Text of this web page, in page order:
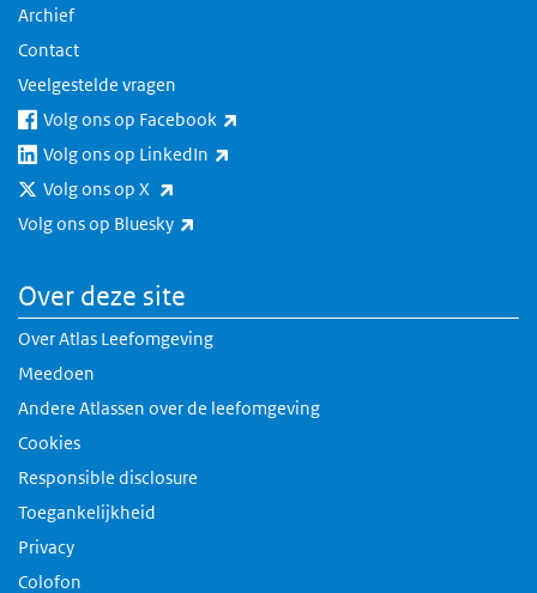
Archief
Contact
Veelgestelde vragen
Volg ons op Facebook
Volg ons op LinkedIn
Volg ons op X
Volg ons op Bluesky
Over deze site
Over Atlas Leefomgeving
Meedoen
Andere Atlassen over de leefomgeving
Cookies
Responsible disclosure
Toegankelijkheid
Privacy
Colofon